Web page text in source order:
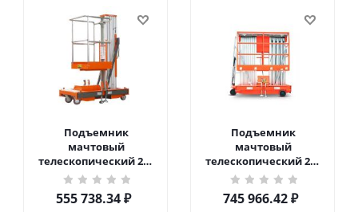
Подъемник
мачтовый
телескопический 200
кг 6 м TOR GTWY6-200S
DC 2-мачтовый
(автономный) (G) в
555 738.34₽
Подъемник
мачтовый
телескопический 200
кг 10 м TOR GTWY10-
200S DC 2-мачтовый
(автономный) (N) в
745 966.42₽